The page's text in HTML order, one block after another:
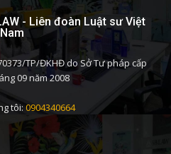
- Liên đoàn Luật sư Việt
Nam
TP/ĐKHĐ do Sở Tư pháp cấp
09 năm 2008
tôi: 0904340664